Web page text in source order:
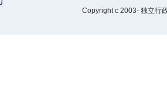
Copyright c 2003- 独立行